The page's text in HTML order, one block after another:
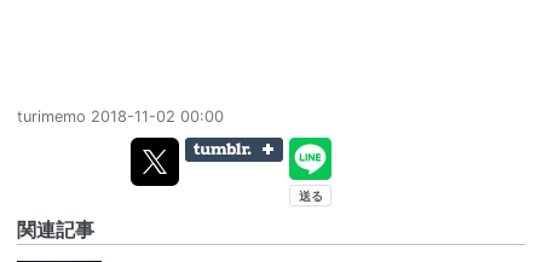
turimemo 2018-11-02 00:00
関連記事